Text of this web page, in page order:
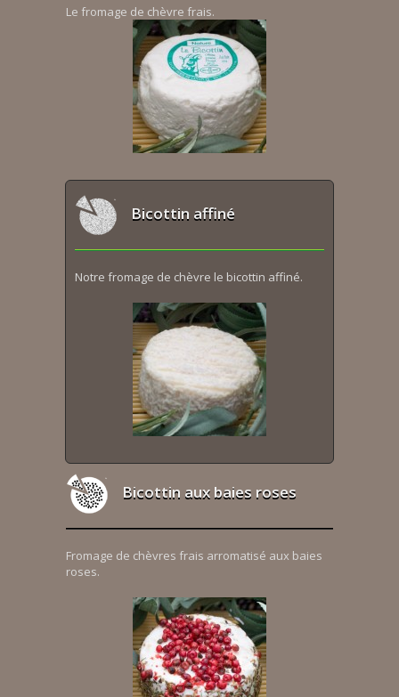
Le fromage de chèvre frais.
Bicottin affiné
Notre fromage de chèvre le bicottin affiné.
Bicottin aux baies roses
Fromage de chèvres frais arromatisé aux baies
roses.